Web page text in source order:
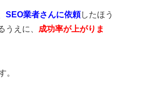
SEO業者さんに依頼したほう
えに、 成功率が上がりま
。